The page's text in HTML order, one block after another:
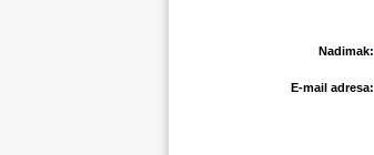
Nadimak:
E-mail adresa: